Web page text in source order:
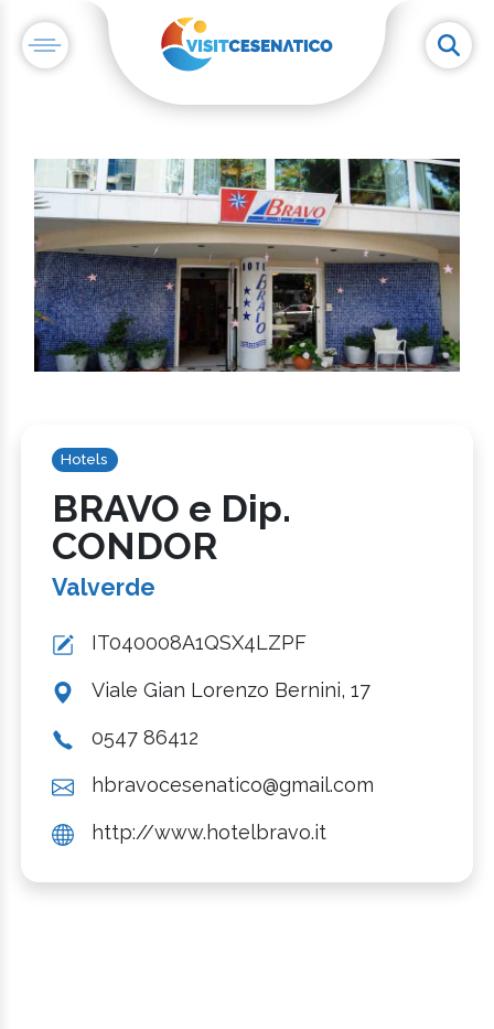
Hotels
BRAVO e Dip.
CONDOR
Valverde
IT040008A1QSX4LZPF
Viale Gian Lorenzo Bernini, 17
0547 86412
hbravocesenatico@gmail.com
http://www.hotelbravo.it